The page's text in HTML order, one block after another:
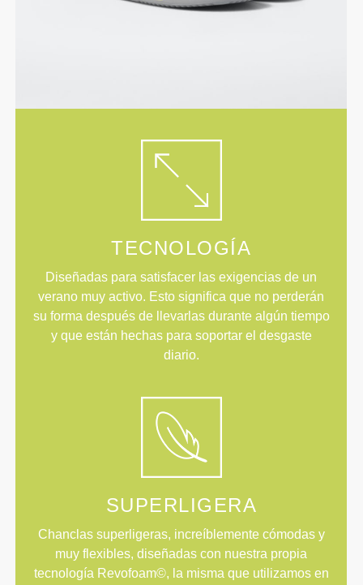
TECNOLOGÍA
Diseñadas para satisfacer las exigencias de un
verano muy activo. Esto significa que no perderán
su forma después de llevarlas durante algún tiempo
y que están hechas para soportar el desgaste
diario.
SUPERLIGERA
Chanclas superligeras, increíblemente cómodas y
muy flexibles, diseñadas con nuestra propia
tecnología Revofoam©, la misma que utilizamos en